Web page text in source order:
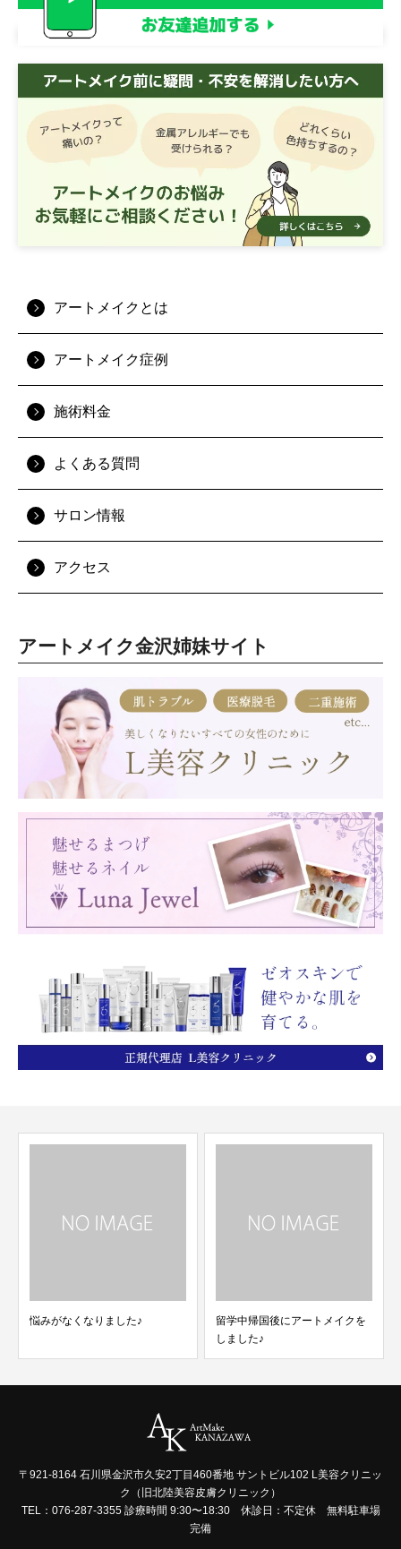
アートメイクとは
アートメイク症例
施術料金
よくある質問
サロン情報
アクセス
アートメイク金沢姉妹サイト
悩みがなくなりました♪
留学中帰国後にアートメイクを
しました♪
〒921-8164 石川県金沢市久安2丁目460番地 サントビル102 L美容クリニッ
ク（旧北陸美容皮膚クリニック）
TEL：076-287-3355 診療時間 9:30〜18:30 休診日：不定休 無料駐車場
完備